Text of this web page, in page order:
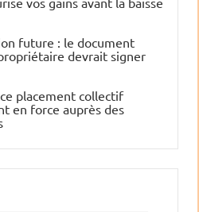
future : le document
devrait signer
placement collectif
en force auprès des